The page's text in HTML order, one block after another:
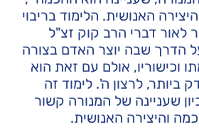
האנושית. הלימוד בריבוי
לאור דברי הרב קוק זצ"ל
הדרך שבה יוצר האדם בצורה
וכישוריו, אולם עם זאת הוא
ביותר, לרצון ה'. לימוד זה
שעניינה של המנורה קשור
והיצירה האנושית.